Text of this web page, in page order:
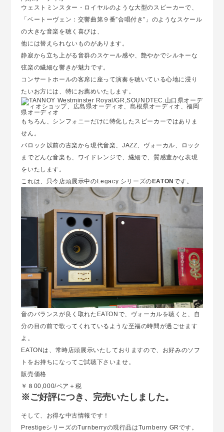
ウェストミンスター・ロイヤルのような大型のスピーカーで、
「ベートーヴェン：交響曲第９番”合唱付き”」のようなスケール
の大きな音楽を聴く喜びは、
他には替えられないものがあります。
静寂から立ち上がる音群のスケール感や、艶やかでシルキーな
弦楽の繊細な響きが魅力です。
コンサートホールの客席に座って演奏を聴いている心地に浸り
たいお方には、特にお薦めいたします。
もちろん、シンフォニーだけに特化したスピーカーではありま
せん。
バロック以前の古楽から現代音楽、JAZZ、ヴォーカル、ロック
までどんな音楽も、ワイドレンジで、繊細で、質感豊かな表現
をいたします。
これは、只今店頭展示中のLegacy シリーズの EATON です。
音のバランスが良く取れたEATONで、ヴォーカルを聴くと、自
分の目の前で歌ってくれているような至福の時間が過ごせます
よ。
EATONは、常時店頭展示いたしておりますので、お好みのソフ
トをお持ちになってご試聴下さいませ。
販売価格
￥８00,000/ペア＋税
※ご好評につき、完売いたしました。
そして、お得な中古情報です！
PrestigeシリーズのTurnberryの現行品はTurnberry GRです。